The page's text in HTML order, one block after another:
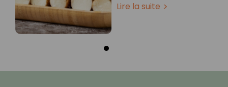
Lire la suite